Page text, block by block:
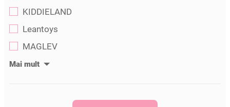
KIDDIELAND
Leantoys
MAGLEV